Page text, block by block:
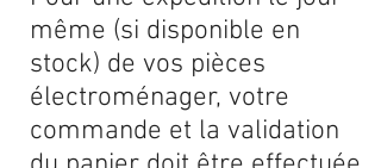
même (si disponible en
stock) de vos pièces
électroménager, votre
commande et la validation